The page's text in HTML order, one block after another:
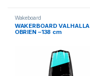
Wakeboard
WAKERBOARD VALHALLA
OBRIEN –138 cm